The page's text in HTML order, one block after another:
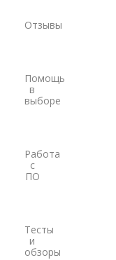
EFIX
Сталкер
Техно-АС
Программы
Отзывы
Помощь
в
выборе
Работа
с
ПО
Тесты
и
обзоры